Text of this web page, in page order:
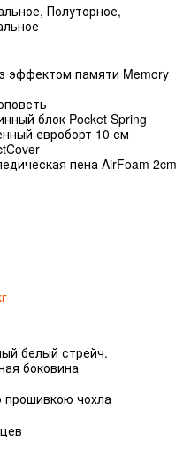
Полуторное,
эффектом памяти Memory
блок Pocket Spring
евроборт 10 см
пена AirFoam 2cm
белый стрейч.
боковина
чохла